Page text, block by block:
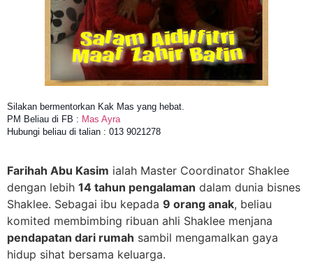
Silakan bermentorkan Kak Mas yang hebat.
PM Beliau di FB : Mas Ayra
Hubungi beliau di talian : 013 9021278
Farihah Abu Kasim ialah Master Coordinator Shaklee
dengan lebih 14 tahun pengalaman dalam dunia bisnes
Shaklee. Sebagai ibu kepada 9 orang anak, beliau
komited membimbing ribuan ahli Shaklee menjana
pendapatan dari rumah sambil mengamalkan gaya
hidup sihat bersama keluarga.